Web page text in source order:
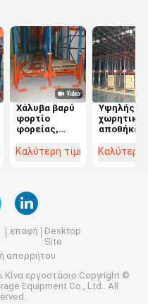
Χάλυβα βαρύ
φορτίο
φορείας,
ραδιομεταφοράς.
Καλύτερη τιμή
Υψηλής
Καλύτερη
επαφή
Desktop
Site
απορρήτου
Κίνα εργοστάσιο.Copyright ©
Equipment Co., Ltd.. All